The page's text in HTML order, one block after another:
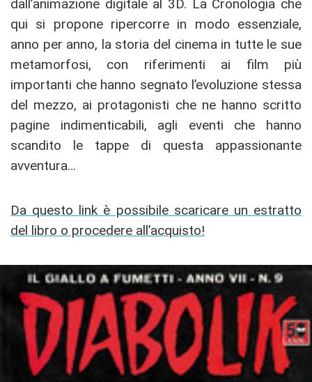
dall’animazione digitale al 3D. La Cronologia che
qui si propone ripercorre in modo essenziale,
anno per anno, la storia del cinema in tutte le sue
metamorfosi, con riferimenti ai film più
importanti che hanno segnato l’evoluzione stessa
del mezzo, ai protagonisti che ne hanno scritto
pagine indimenticabili, agli eventi che hanno
scandito le tappe di questa appassionante
avventura…
Da questo link è possibile scaricare un estratto
del libro o procedere all’acquisto!